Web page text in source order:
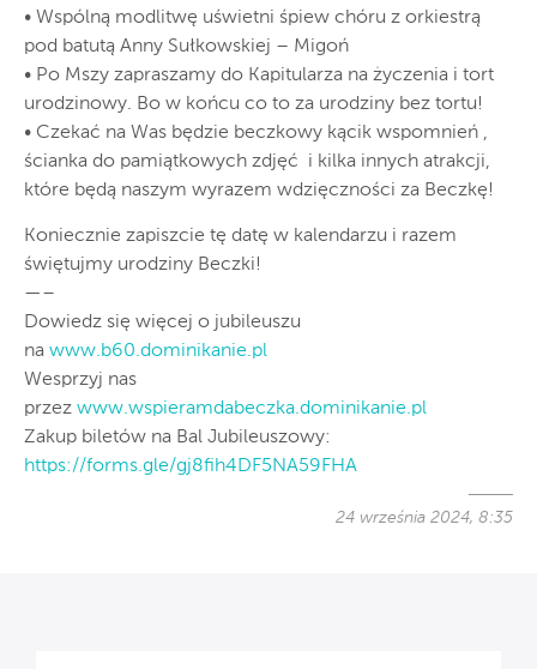
• Wspólną modlitwę uświetni śpiew chóru z orkiestrą
pod batutą Anny Sułkowskiej – Migoń
• Po Mszy zapraszamy do Kapitularza na życzenia i tort
urodzinowy. Bo w końcu co to za urodziny bez tortu!
• Czekać na Was będzie beczkowy kącik wspomnień ,
ścianka do pamiątkowych zdjęć i kilka innych atrakcji,
które będą naszym wyrazem wdzięczności za Beczkę!
Koniecznie zapiszcie tę datę w kalendarzu i razem
świętujmy urodziny Beczki!
—–
Dowiedz się więcej o jubileuszu
na www.b60.dominikanie.pl
Wesprzyj nas
przez www.wspieramdabeczka.dominikanie.pl
Zakup biletów na Bal Jubileuszowy:
https://forms.gle/gj8fih4DF5NA59FHA
24 września 2024, 8:35